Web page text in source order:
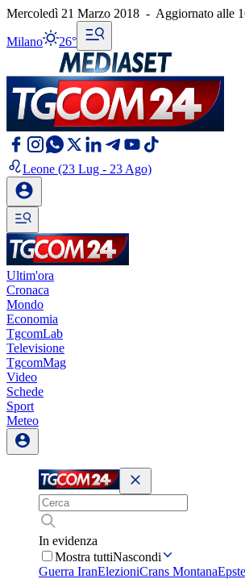
Mercoledì 21 Marzo 2018 - Aggiornato alle
Milano 26°
Leone (23 Lug - 23 Ago)
Ultim'ora
Cronaca
Mondo
Economia
TgcomLab
Televisione
TgcomMag
Video
Schede
Sport
Meteo
In evidenza
Mostra tuttiNascondi
Guerra IranElezioniCrans Montana